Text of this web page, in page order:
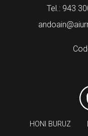
Tel.: 943
HONI BURUZ